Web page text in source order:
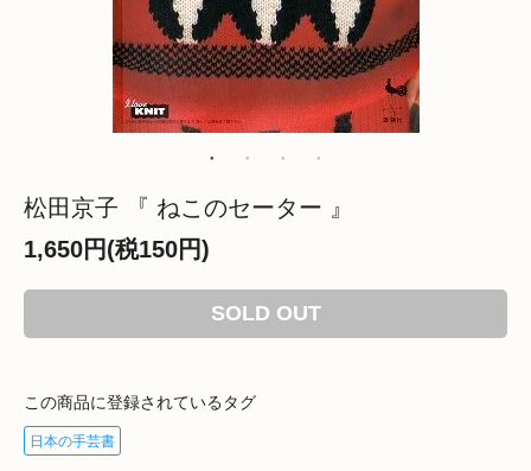
松田京子 『 ねこのセーター 』
1,650円(税150円)
SOLD OUT
この商品に登録されているタグ
日本の手芸書